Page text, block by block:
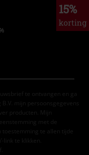
15%
korting
te ontvangen en ga
mijn persoonsgegevens
producten. Mijn
met de
toestemming te allen tijde
te klikken.